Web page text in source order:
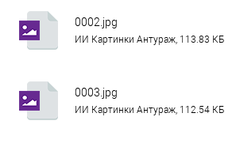
0002.jpg
ИИ Картинки Антураж, 113.83 КБ
0003.jpg
ИИ Картинки Антураж, 112.54 КБ